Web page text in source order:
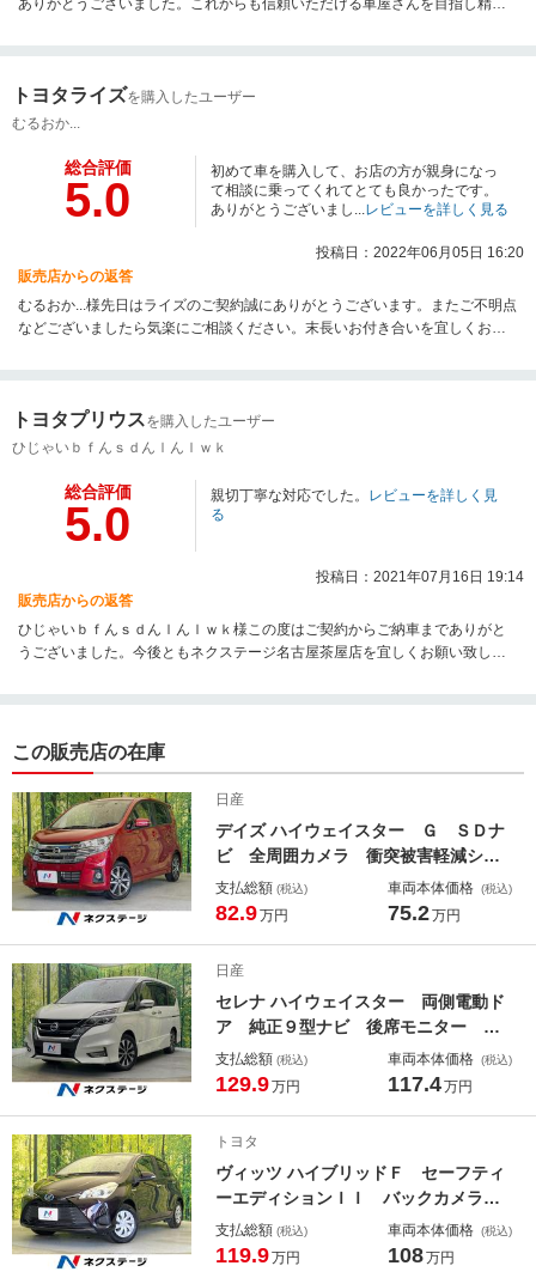
トヨタライズを購入したユーザー
むるおか...
総合評価
5.0
初めて車を購入して、お店の方が親身になっ
て相談に乗ってくれてとても良かったです。
ありがとうございまし... レビューを詳しく見る
投稿日：2022年06月05日 16:20
販売店からの返答
むるおか...様先日はライズのご契約誠にありがとうございます。またご不明点
などございましたら気楽にご相談ください。末長いお付き合いを宜しくお願
トヨタプリウスを購入したユーザー
ひじゃいｂｆんｓｄんｌんｌｗｋ
総合評価
5.0
親切丁寧な対応でした。 レビューを詳しく見
る
投稿日：2021年07月16日 19:14
販売店からの返答
ひじゃいｂｆんｓｄんｌんｌｗｋ様この度はご契約からご納車までありがと
うございました。今後ともネクステージ名古屋茶屋店を宜しくお願い致しま
この販売店の在庫
日産
デイズ ハイウェイスター Ｇ ＳＤナ
ビ 全周囲カメラ 衝突被害軽減シス
テム 禁煙車 ドラレコ コーナーセ
ンサー スマートキー ＨＩＤヘッ
ト オートエアコン
支払総額 (税込)
82.9万円
車両本体価格 (税込)
75.2万円
日産
セレナ ハイウェイスター 両側電動ド
ア 純正９型ナビ 後席モニター 全
周囲カメラ 衝突被害軽減システム
レーダークルーズ 禁煙車 ドラレ
Ｃ 純正１６インチアルミ
支払総額 (税込)
129.9万円
車両本体価格 (税込)
117.4万円
トヨタ
ヴィッツ ハイブリッドＦ セーフティ
ーエディションＩＩ バックカメラ
衝突被害軽減システム 禁煙車 ドラ
レコ スマートキー ビルトインＥＴ
支払総額 (税込)
119.9万円
車両本体価格 (税込)
108万円